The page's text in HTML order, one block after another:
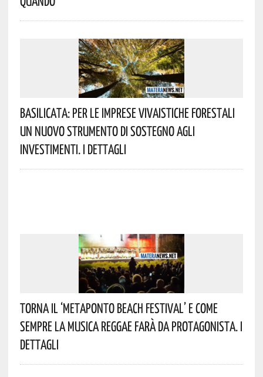
Basilicata: Per Le Imprese Vivaistiche Forestali
Un Nuovo Strumento Di Sostegno Agli
Investimenti. I Dettagli
Torna Il ‘Metaponto Beach Festival’ E Come
Sempre La Musica Reggae Farà Da Protagonista. I
Dettagli